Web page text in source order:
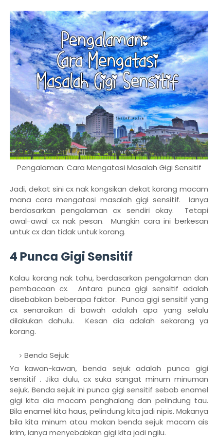
Pengalaman: Cara Mengatasi Masalah Gigi Sensitif
Jadi, dekat sini cx nak kongsikan dekat korang macam
mana cara mengatasi masalah gigi sensitif. Ianya
berdasarkan pengalaman cx sendiri okay. Tetapi
awal-awal cx nak pesan. Mungkin cara ini berkesan
untuk cx dan tidak untuk korang.
4 Punca Gigi Sensitif
Kalau korang nak tahu, berdasarkan pengalaman dan
pembacaan cx. Antara punca gigi sensitif adalah
disebabkan beberapa faktor. Punca gigi sensitif yang
cx senaraikan di bawah adalah apa yang selalu
dilakukan dahulu. Kesan dia adalah sekarang ya
korang.
Benda Sejuk:
Ya kawan-kawan, benda sejuk adalah punca gigi
sensitif . Jika dulu, cx suka sangat minum minuman
sejuk. Benda sejuk ini punca gigi sensitif sebab enamel
gigi kita dia macam penghalang dan pelindung tau.
Bila enamel kita haus, pelindung kita jadi nipis. Makanya
bila kita minum atau makan benda sejuk macam ais
krim, ianya menyebabkan gigi kita jadi ngilu.